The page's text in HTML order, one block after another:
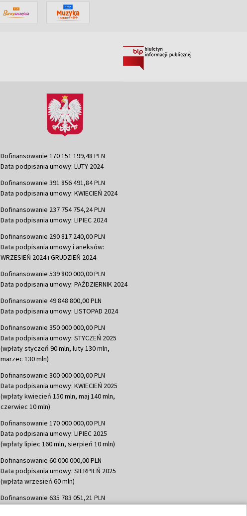
Dofinansowanie 170 151 199,48 PLN
Data podpisania umowy: LUTY 2024
Dofinansowanie 391 856 491,84 PLN
Data podpisania umowy: KWIECIEŃ 2024
Dofinansowanie 237 754 754,24 PLN
Data podpisania umowy: LIPIEC 2024
Dofinansowanie 290 817 240,00 PLN
Data podpisania umowy i aneksów:
WRZESIEŃ 2024 i GRUDZIEŃ 2024
Dofinansowanie 539 800 000,00 PLN
Data podpisania umowy: PAŹDZIERNIK 2024
Dofinansowanie 49 848 800,00 PLN
Data podpisania umowy: LISTOPAD 2024
Dofinansowanie 350 000 000,00 PLN
Data podpisania umowy: STYCZEŃ 2025
(wpłaty styczeń 90 mln, luty 130 mln,
marzec 130 mln)
Dofinansowanie 300 000 000,00 PLN
Data podpisania umowy: KWIECIEŃ 2025
(wpłaty kwiecień 150 mln, maj 140 mln,
czerwiec 10 mln)
Dofinansowanie 170 000 000,00 PLN
Data podpisania umowy: LIPIEC 2025
(wpłaty lipiec 160 mln, sierpień 10 mln)
Dofinansowanie 60 000 000,00 PLN
Data podpisania umowy: SIERPIEŃ 2025
(wpłata wrzesień 60 mln)
Dofinansowanie 635 783 051,21 PLN